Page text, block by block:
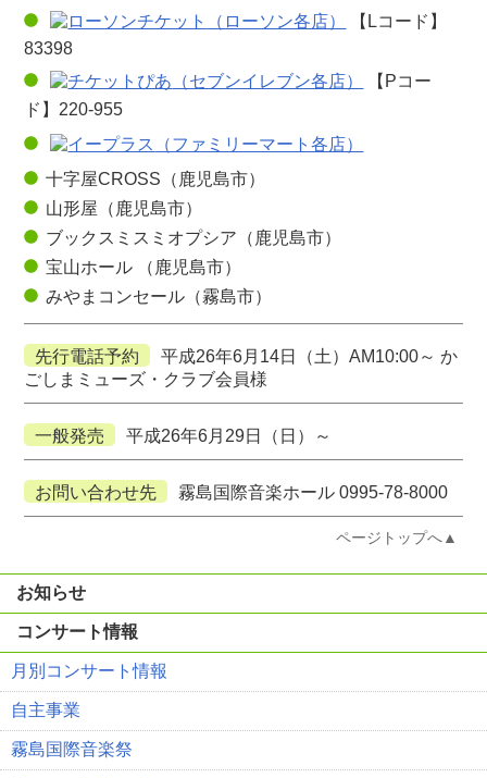
（ローソン各店）
【Lコード】
83398
（セブンイレブン各店）
【Pコー
ド】220-955
（ファミリーマート各店）
十字屋CROSS（鹿児島市）
山形屋（鹿児島市）
ブックスミスミオプシア（鹿児島市）
宝山ホール （鹿児島市）
みやまコンセール（霧島市）
先行電話予約
平成26年6月14日（土）AM10:00～ か
ごしまミューズ・クラブ会員様
一般発売 平成26年6月29日（日）～
お問い合わせ先 霧島国際音楽ホール 0995-78-8000
ページトップへ▲
お知らせ
コンサート情報
月別コンサート情報
自主事業
霧島国際音楽祭